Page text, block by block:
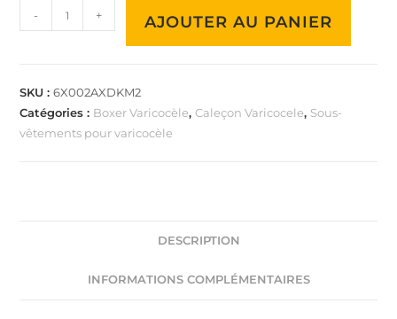
Quantité
Savana
M02
Comfort
Premium
- + AJOUTER AU PANIER
SKU :6X002AXDKM2
Catégories : Boxer Varicocèle,Caleçon Varicocele, Sous-
vêtements pour varicocèle
DESCRIPTION
INFORMATIONS COMPLÉMENTAIRES